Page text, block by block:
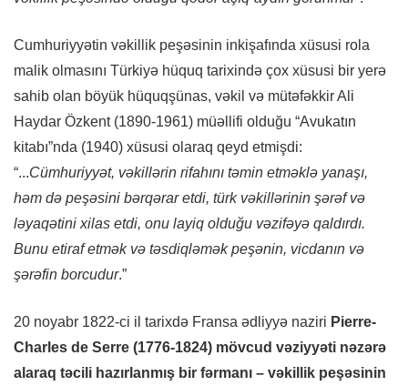
Cumhuriyyətin vəkillik peşəsinin inkişafında xüsusi rola
malik olmasını Türkiyə hüquq tarixində çox xüsusi bir yerə
sahib olan böyük hüquqşünas, vəkil və mütəfəkkir Ali
Haydar Özkent (1890-1961) müəllifi olduğu “Avukatın
kitabı”nda (1940) xüsusi olaraq qeyd etmişdi:
“...Cümhuriyyət, vəkillərin rifahını təmin etməklə yanaşı,
həm də peşəsini bərqərar etdi, türk vəkillərinin şərəf və
ləyaqətini xilas etdi, onu layiq olduğu vəzifəyə qaldırdı.
Bunu etiraf etmək və təsdiqləmək peşənin, vicdanın və
şərəfin borcudur.”
20 noyabr 1822-ci il tarixdə Fransa ədliyyə naziri Pierre-
Charles de Serre (1776-1824) mövcud vəziyyəti nəzərə
alaraq təcili hazırlanmış bir fərmanı – vəkillik peşəsinin